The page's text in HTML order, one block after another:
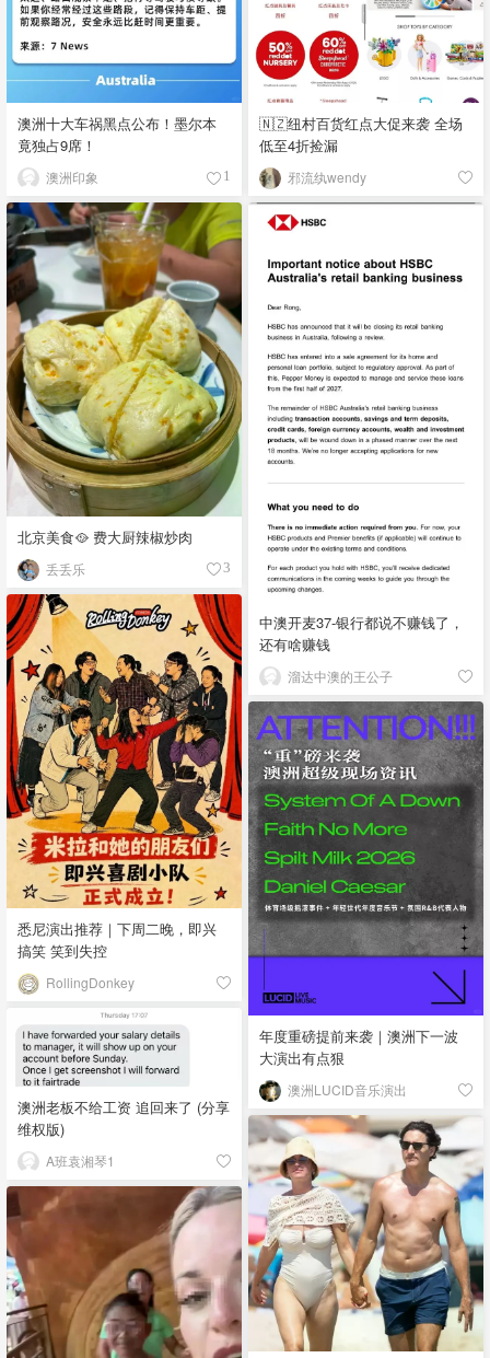
澳洲十大车祸黑点公布！墨尔本
竟独占9席！
澳洲印象 1
🇳🇿纽村百货红点大促来袭 全场
低至4折捡漏
邪流纨wendy
北京美食🥘 费大厨辣椒炒肉
丢丢乐 3
中澳开麦37-银行都说不赚钱了，
还有啥赚钱
溜达中澳的王公子
悉尼演出推荐｜下周二晚，即兴
搞笑 笑到失控
RollingDonkey
年度重磅提前来袭｜澳洲下一波
大演出有点狠
澳洲LUCID音乐演出
澳洲老板不给工资 追回来了 (分享
维权版)
A班袁湘琴1